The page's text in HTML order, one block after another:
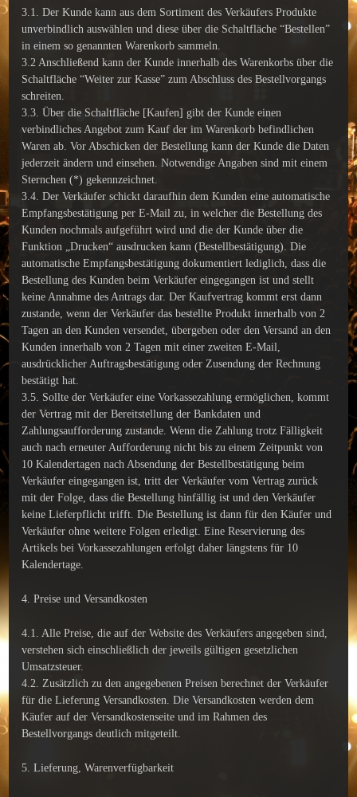
3.1. Der Kunde kann aus dem Sortiment des Verkäufers Produkte
unverbindlich auswählen und diese über die Schaltfläche “Bestellen”
in einem so genannten Warenkorb sammeln.
3.2 Anschließend kann der Kunde innerhalb des Warenkorbs über die
Schaltfläche “Weiter zur Kasse” zum Abschluss des Bestellvorgangs
schreiten.
3.3. Über die Schaltfläche [Kaufen] gibt der Kunde einen
verbindliches Angebot zum Kauf der im Warenkorb befindlichen
Waren ab. Vor Abschicken der Bestellung kann der Kunde die Daten
jederzeit ändern und einsehen. Notwendige Angaben sind mit einem
Sternchen (*) gekennzeichnet.
3.4. Der Verkäufer schickt daraufhin dem Kunden eine automatische
Empfangsbestätigung per E-Mail zu, in welcher die Bestellung des
Kunden nochmals aufgeführt wird und die der Kunde über die
Funktion „Drucken“ ausdrucken kann (Bestellbestätigung). Die
automatische Empfangsbestätigung dokumentiert lediglich, dass die
Bestellung des Kunden beim Verkäufer eingegangen ist und stellt
keine Annahme des Antrags dar. Der Kaufvertrag kommt erst dann
zustande, wenn der Verkäufer das bestellte Produkt innerhalb von 2
Tagen an den Kunden versendet, übergeben oder den Versand an den
Kunden innerhalb von 2 Tagen mit einer zweiten E-Mail,
ausdrücklicher Auftragsbestätigung oder Zusendung der Rechnung
bestätigt hat.
3.5. Sollte der Verkäufer eine Vorkassezahlung ermöglichen, kommt
der Vertrag mit der Bereitstellung der Bankdaten und
Zahlungsaufforderung zustande. Wenn die Zahlung trotz Fälligkeit
auch nach erneuter Aufforderung nicht bis zu einem Zeitpunkt von
10 Kalendertagen nach Absendung der Bestellbestätigung beim
Verkäufer eingegangen ist, tritt der Verkäufer vom Vertrag zurück
mit der Folge, dass die Bestellung hinfällig ist und den Verkäufer
keine Lieferpflicht trifft. Die Bestellung ist dann für den Käufer und
Verkäufer ohne weitere Folgen erledigt. Eine Reservierung des
Artikels bei Vorkassezahlungen erfolgt daher längstens für 10
Kalendertage.
4. Preise und Versandkosten
4.1. Alle Preise, die auf der Website des Verkäufers angegeben sind,
verstehen sich einschließlich der jeweils gültigen gesetzlichen
Umsatzsteuer.
4.2. Zusätzlich zu den angegebenen Preisen berechnet der Verkäufer
für die Lieferung Versandkosten. Die Versandkosten werden dem
Käufer auf der Versandkostenseite und im Rahmen des
Bestellvorgangs deutlich mitgeteilt.
5. Lieferung, Warenverfügbarkeit